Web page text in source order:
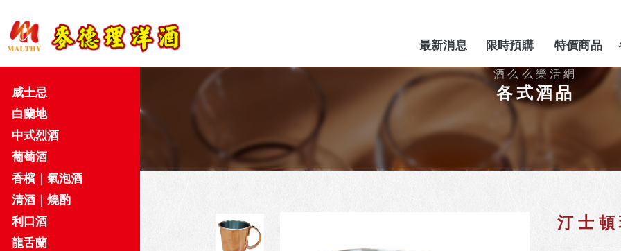
最新消息
NEWS
限時預購
PREORDER
特價商品
SPECIAL
各式酒品
汀士
威士忌
白蘭地
中式烈酒
葡萄酒
香檳｜氣泡酒
清酒｜燒酌
利口酒
龍舌蘭